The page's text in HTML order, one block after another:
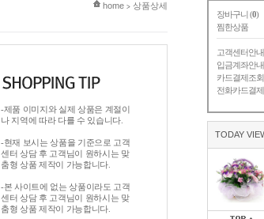
장바구니 (0)
찜한상품
고객센터안내
입금계좌안내
카드결제조회
전화카드결제
TODAY
현재 위치
home > 상품상세
-제품 이미지와 실제 상품은 계절이
나 지역에 따라 다를 수 있습니다.
-현재 보시는 상품을 기준으로 고객
센터 상담 후 고객님이 원하시는 맞
춤형 상품 제작이 가능합니다.
-본 사이트에 없는 상품이라도 고객
센터 상담 후 고객님이 원하시는 맞
춤형 상품 제작이 가능합니다.